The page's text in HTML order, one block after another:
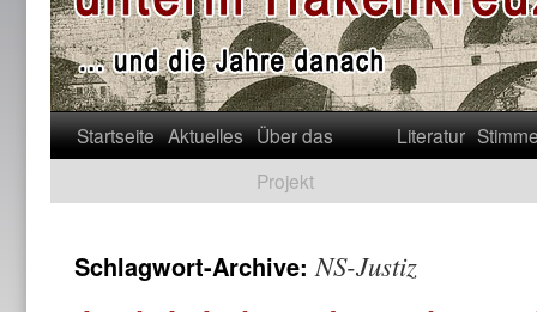
Startseite Aktuelles Über das
Projekt
Literatur
Schlagwort-Archive:NS-Justiz